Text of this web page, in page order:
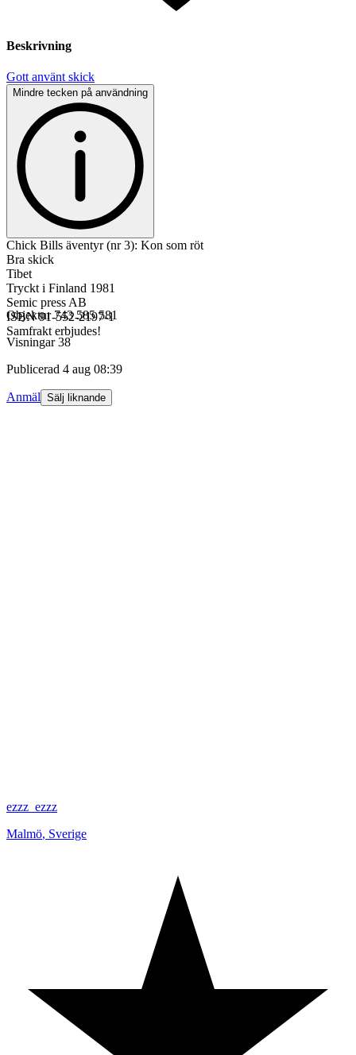
Beskrivning
Gott använt skick
Mindre tecken på användning
Chick Bills äventyr (nr 3): Kon som röt
Bra skick
Tibet
Tryckt i Finland 1981
Semic press AB
ISBN 91-552-2197-1
Samfrakt erbjudes!
Objektnr 743 585 581
Visningar 38
Publicerad 4 aug 08:39
Anmäl Sälj liknande
ezzz_ezzz
Malmö, Sverige